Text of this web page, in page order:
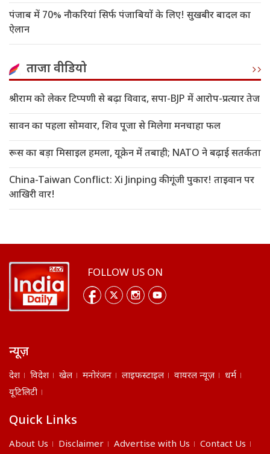
पंजाब में 70% नौकरियां सिर्फ पंजाबियों के लिए! सुखबीर बादल का
ऐलान
ताजा वीडियो
श्रीराम को लेकर टिप्पणी से बढ़ा विवाद, सपा-BJP में आरोप-प्रत्यार तेज
सावन का पहला सोमवार, शिव पूजा से मिलेगा मनचाहा फल
रूस का बड़ा मिसाइल हमला, यूक्रेन में तबाही; NATO ने बढ़ाई सतर्कता
China-Taiwan Conflict: Xi Jinping की गूंजी पुकार! ताइवान पर
आखिरी वार!
FOLLOW US ON
न्यूज़
देश विदेश खेल मनोरंजन लाइफस्टाइल वायरल न्यूज़
धर्म
यूटिलिटी
Quick Links
About Us Disclaimer Advertise with Us Contact Us